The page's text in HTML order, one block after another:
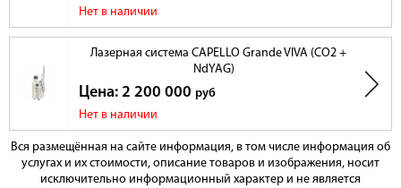
Нет в наличии
Лазерная система CAPELLO Grande VIVA (CO2 +
NdYAG)
Цена: 2 200 000 руб
Нет в наличии
Вся размещённая на сайте информация, в том числе информация об
услугах и их стоимости, описание товаров и изображения, носит
исключительно информационный характер и не является